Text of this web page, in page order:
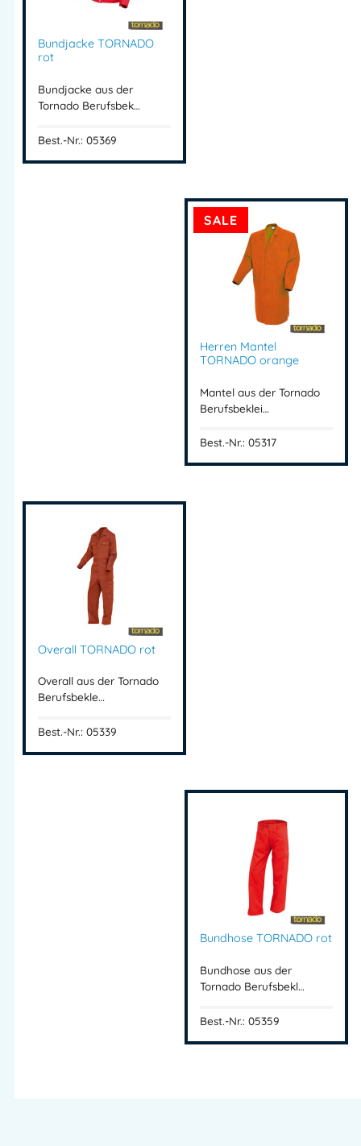
Bundjacke TORNADO
rot
Bundjacke aus der
Tornado Berufsbek…
Best.-Nr.: 05369
SALE
Herren Mantel
TORNADO orange
Mantel aus der Tornado
Berufsbeklei…
Best.-Nr.: 05317
Overall TORNADO rot
Overall aus der Tornado
Berufsbekle…
Best.-Nr.: 05339
Bundhose TORNADO rot
Bundhose aus der
Tornado Berufsbekl…
Best.-Nr.: 05359